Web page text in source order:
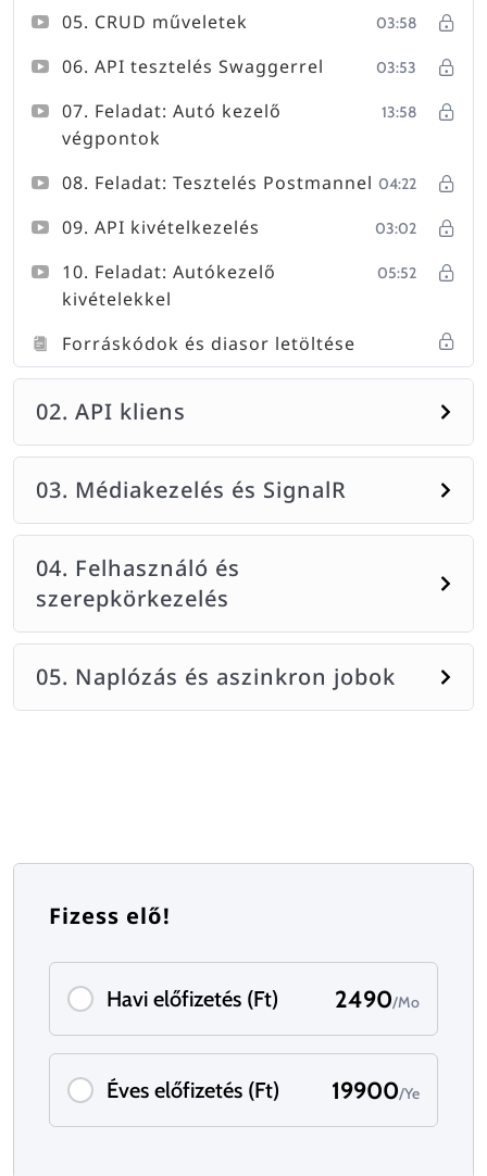
05. CRUD műveletek 03:58
06. API tesztelés Swaggerrel 03:53
07. Feladat: Autó kezelő
végpontok
13:58
08. Feladat: Tesztelés Postmannel 04:22
09. API kivételkezelés 03:02
10. Feladat: Autókezelő
kivételekkel
05:52
Forráskódok és diasor letöltése
02. API kliens
03. Médiakezelés és SignalR
04. Felhasználó és
szerepkörkezelés
05. Naplózás és aszinkron jobok
Fizess elő!
Havi előfizetés (Ft) 2490/Mo
Éves előfizetés (Ft) 19900/Ye